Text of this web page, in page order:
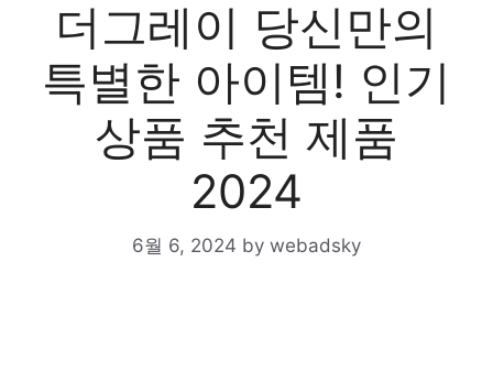
더그레이 당신만의
특별한 아이템! 인기
상품 추천 제품
2024
6월 6, 2024 by webadsky